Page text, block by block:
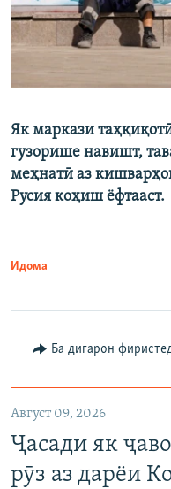
Як маркази
гузорише навишт,
меҳнатӣ аз
Русия коҳиш ёфтааст.
Идома
Ба дигарон
Август 09, 2026
Ҷасади як
рӯз аз дарёи